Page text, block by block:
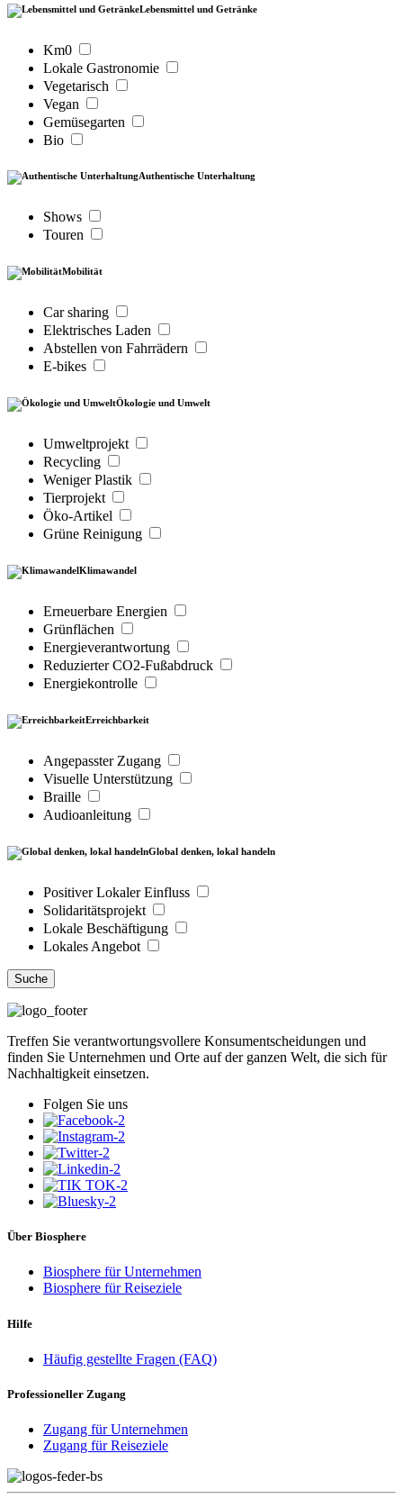
Lebensmittel und Getränke
Km0
Lokale Gastronomie
Vegetarisch
Vegan
Gemüsegarten
Bio
Authentische Unterhaltung
Shows
Touren
Mobilität
Car sharing
Elektrisches Laden
Abstellen von Fahrrädern
E-bikes
Ökologie und Umwelt
Umweltprojekt
Recycling
Weniger Plastik
Tierprojekt
Öko-Artikel
Grüne Reinigung
Klimawandel
Erneuerbare Energien
Grünflächen
Energieverantwortung
Reduzierter CO2-Fußabdruck
Energiekontrolle
Erreichbarkeit
Angepasster Zugang
Visuelle Unterstützung
Braille
Audioanleitung
Global denken, lokal handeln
Positiver Lokaler Einfluss
Solidaritätsprojekt
Lokale Beschäftigung
Lokales Angebot
Suche
Treffen Sie verantwortungsvollere Konsumentscheidungen und
finden Sie Unternehmen und Orte auf der ganzen Welt, die sich für
Nachhaltigkeit einsetzen.
Folgen Sie uns
Über Biosphere
Biosphere für Unternehmen
Biosphere für Reiseziele
Hilfe
Häufig gestellte Fragen (FAQ)
Professioneller Zugang
Zugang für Unternehmen
Zugang für Reiseziele